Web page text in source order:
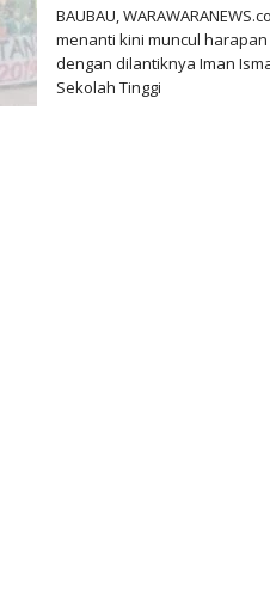
BAUBAU,
menanti kini muncul
dengan dilantiknya Iman
Sekolah Tinggi